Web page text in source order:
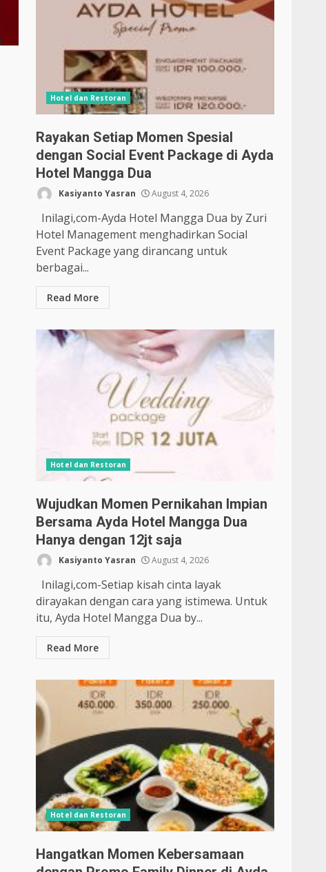
Hotel dan Restoran
Rayakan Setiap Momen Spesial
dengan Social Event Package di Ayda
Hotel Mangga Dua
Kasiyanto Yasran August 4, 2026
Inilagi,com-Ayda Hotel Mangga Dua by Zuri
Hotel Management menghadirkan Social
Event Package yang dirancang untuk
berbagai...
Read More
Hotel dan Restoran
Wujudkan Momen Pernikahan Impian
Bersama Ayda Hotel Mangga Dua
Hanya dengan 12jt saja
Kasiyanto Yasran August 4, 2026
Inilagi,com-Setiap kisah cinta layak
dirayakan dengan cara yang istimewa. Untuk
itu, Ayda Hotel Mangga Dua by...
Read More
Hotel dan Restoran
Hangatkan Momen Kebersamaan